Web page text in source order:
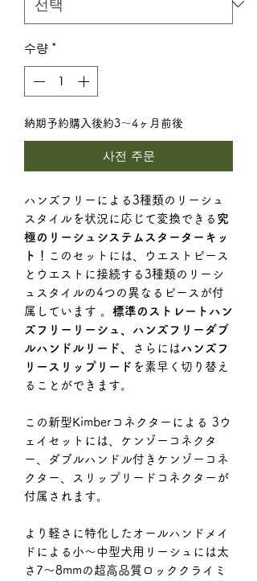
수량 *
納期予約購入後約3〜4ヶ月前後
사전 주문
ハンズフリーによる3種類のリーシュ
スタイルを状況に応じて変換できる 究
極のリーシュシステムスターターキッ
ト！ このセットには、ウエストピース
とウエストに接続する3種類のリーシ
ュスタイルの4つの異なるピースが付
属しています 。 標準のストレートハン
ズフリーリーシュ、ハンズフリーダブ
ルハンドルリード、
さらには ハンズフ
リースリップリード を素早く切り替え
ることができます。
この新型Kimberコネクターによる 3ウ
ェイセットには、ケンゾーコネクタ
ー、ダブルハンドル付きケンゾーコネ
クター
、スリップリードコネクターが
付属されます。
より軽さに特化したオールハンドメイ
ドによる小〜中型犬用リーシュには太
さ7〜8mmの超高品質ロッククライミ